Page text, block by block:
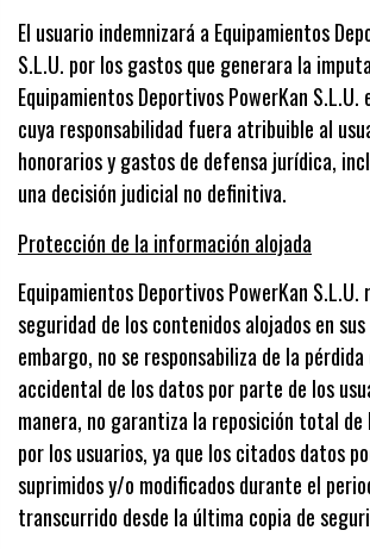
El usuario indemnizará a Equipamientos
S.L.U. por los gastos que generara la
Equipamientos Deportivos PowerKan S.L.U.
cuya responsabilidad fuera atribuible al
honorarios y gastos de defensa jurídica,
una decisión judicial no definitiva.
Protección de la información alojada
Equipamientos Deportivos PowerKan S.L.U.
seguridad de los contenidos alojados en
embargo, no se responsabiliza de la
accidental de los datos por parte de los
manera, no garantiza la reposición total
por los usuarios, ya que los citados datos
suprimidos y/o modificados durante el
transcurrido desde la última copia de